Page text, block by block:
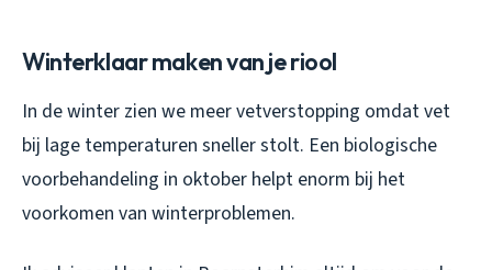
Winterklaar maken van je riool
In de winter zien we meer vetverstopping omdat vet
bij lage temperaturen sneller stolt. Een biologische
voorbehandeling in oktober helpt enorm bij het
voorkomen van winterproblemen.